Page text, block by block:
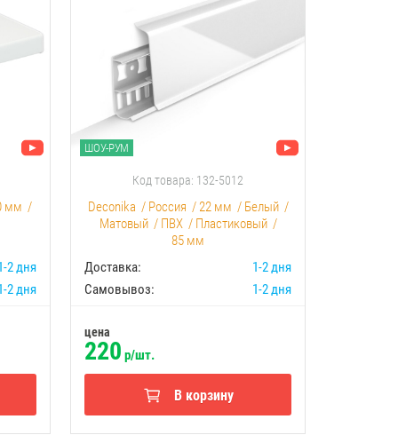
мм /
2 дня
2 дня
ШОУ-РУМ
Код товара: 132-5012
Deconika / Россия / 22 мм / Белый /
Матовый / ПВХ / Пластиковый /
85 мм
Доставка:
1-2 дня
Самовывоз:
1-2 дня
цена
220 р/шт.
В корзину